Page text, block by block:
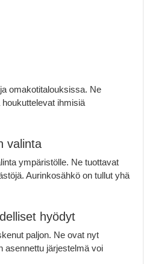
omakotitalouksissa. Ne
ihmisiä
valinta
ympäristölle. Ne tuottavat
Aurinkosähkö on tullut yhä
hyödyt
paljon. Ne ovat nyt
asennettu järjestelmä voi